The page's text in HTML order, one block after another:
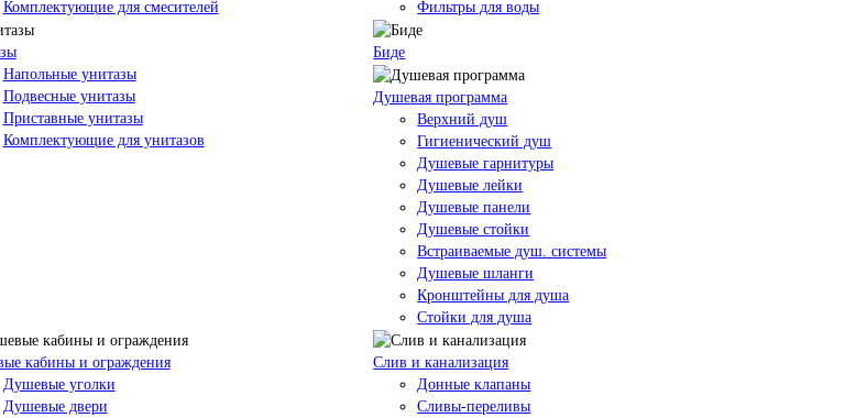
Комплектующие для смесителей
Фильтры для воды
Напольные унитазы
Подвесные унитазы
Приставные унитазы
Комплектующие для унитазов
Биде
Душевая программа
Верхний душ
Гигиенический душ
Душевые гарнитуры
Душевые лейки
Душевые панели
Душевые стойки
Встраиваемые душ. системы
Душевые шланги
Кронштейны для душа
Стойки для душа
кабины и ограждения
Душевые уголки
Душевые двери
Слив и канализация
Донные клапаны
Сливы-переливы